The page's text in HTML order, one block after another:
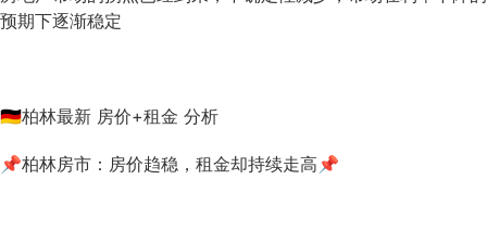
预期下逐渐稳定
🇩🇪柏林最新 房价+租金 分析
📌柏林房市：房价趋稳，租金却持续走高📌